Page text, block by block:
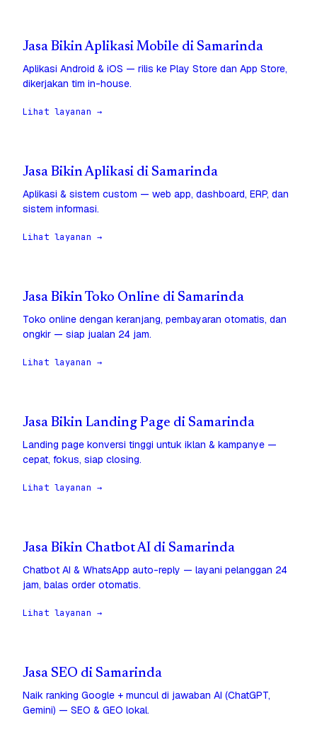
Jasa Bikin Aplikasi Mobile di Samarinda
Aplikasi Android & iOS — rilis ke Play Store dan App Store,
dikerjakan tim in-house.
Lihat layanan →
Jasa Bikin Aplikasi di Samarinda
Aplikasi & sistem custom — web app, dashboard, ERP, dan
sistem informasi.
Lihat layanan →
Jasa Bikin Toko Online di Samarinda
Toko online dengan keranjang, pembayaran otomatis, dan
ongkir — siap jualan 24 jam.
Lihat layanan →
Jasa Bikin Landing Page di Samarinda
Landing page konversi tinggi untuk iklan & kampanye —
cepat, fokus, siap closing.
Lihat layanan →
Jasa Bikin Chatbot AI di Samarinda
Chatbot AI & WhatsApp auto-reply — layani pelanggan 24
jam, balas order otomatis.
Lihat layanan →
Jasa SEO di Samarinda
Naik ranking Google + muncul di jawaban AI (ChatGPT,
Gemini) — SEO & GEO lokal.